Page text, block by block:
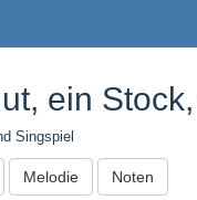
ein
Singspiel
Melodie Noten